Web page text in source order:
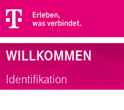
WILLKOMMEN
Identifikation